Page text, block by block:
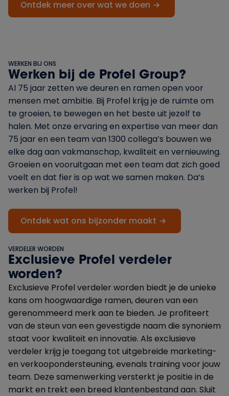
Ontdek meer over wat we doen
WERKEN BIJ ONS
Werken bij de Profel Group?
Al 75 jaar zetten we deuren en ramen open voor
mensen met ambitie. Bij Profel krijg je de ruimte om
te groeien, te bewegen en het beste uit jezelf te
halen. Met onze ervaring en expertise van meer dan
75 jaar en een team van 1300 collega’s bouwen we
elke dag aan vakmanschap, kwaliteit en vernieuwing.
Groeien en vooruitgaan met een team dat zich goed
voelt en dat fier is op wat we samen maken. Da’s
werken bij Profel!
Ontdek wat ons bijzonder maakt
VERDELER WORDEN
Exclusieve Profel verdeler
worden?
Exclusieve Profel verdeler worden biedt je de unieke
kans om hoogwaardige ramen, deuren van een
gerenommeerd merk aan te bieden. Je profiteert
van de steun van een gevestigde naam die synoniem
staat voor kwaliteit en innovatie. Als exclusieve
verdeler krijg je toegang tot uitgebreide marketing-
en verkoopondersteuning, evenals training voor jouw
team. Deze samenwerking versterkt je positie in de
markt en trekt een breed klantenbestand aan. Sluit